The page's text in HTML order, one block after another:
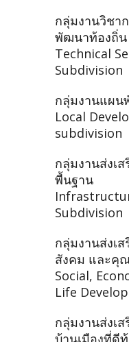
กลุ่มงานวิชา
พัฒนาท้องถิ่น
Technical
Subdivision
กลุ่มงานแผ
Local
subdivision
กลุ่มงานส่งเ
พื้นฐาน
Subdivision
กลุ่มงานส่งเ
สังคม และคุ
Social,
Life
กลุ่มงานส่งเ